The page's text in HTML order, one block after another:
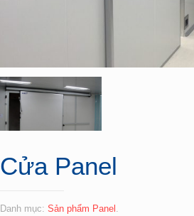
Cửa Panel
Danh mục: Sản phẩm Panel